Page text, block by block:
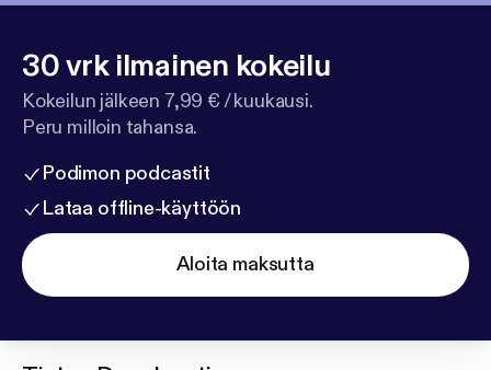
30 vrk ilmainen kokeilu
Kokeilun jälkeen 7,99 € / kuukausi.
Peru milloin tahansa.
Podimon podcastit
Lataa offline-käyttöön
Aloita maksutta